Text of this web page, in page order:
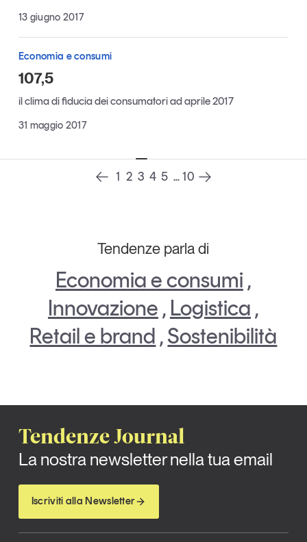
Contatti
Tendenze Journal
Leggi il magazine
Tendenze è il magazine di GS1 Italy che racconta in
modo indipendente il cambiamento e le sfide del largo
consumo e dell’economia a professionisti e
consumatori
13 giugno 2017
Economia e consumi
107,5
il clima di fiducia dei consumatori ad aprile 2017
31 maggio 2017
1 2 3 4 5 ...10
Tendenze parla di
Economia e consumi ,
Innovazione , Logistica ,
Retail e brand ,Sostenibilità
Tendenze Journal
La nostra newsletter nella tua email
Iscriviti alla Newsletter